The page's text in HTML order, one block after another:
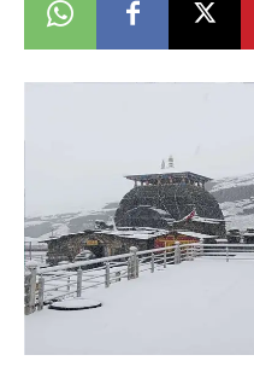
Breaking
News